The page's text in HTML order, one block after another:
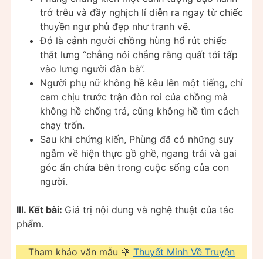
trớ trêu và đầy nghịch lí diễn ra ngay từ chiếc
thuyền ngư phủ đẹp như tranh vẽ.
Đó là cảnh người chồng hùng hổ rút chiếc
thắt lưng “chẳng nói chẳng rằng quất tới tấp
vào lưng người đàn bà”.
Người phụ nữ không hề kêu lên một tiếng, chỉ
cam chịu trước trận đòn roi của chồng mà
không hề chống trả, cũng không hề tìm cách
chạy trốn.
Sau khi chứng kiến, Phùng đã có những suy
ngẫm về hiện thực gồ ghề, ngang trái và gai
góc ẩn chứa bên trong cuộc sống của con
người.
III. Kết bài: Giá trị nội dung và nghệ thuật của tác
phẩm.
Tham khảo văn mẫu 🌹 Thuyết Minh Về Truyện